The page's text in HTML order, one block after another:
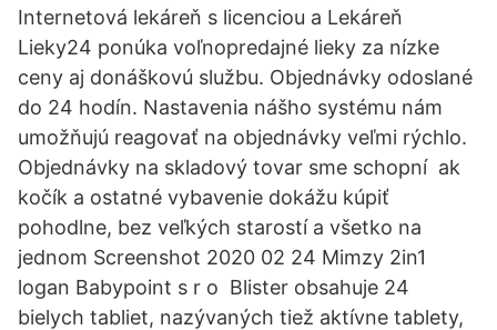
Internetová lekáreň s licenciou a Lekáreň
Lieky24 ponúka voľnopredajné lieky za nízke
ceny aj donáškovú službu. Objednávky odoslané
do 24 hodín. Nastavenia nášho systému nám
umožňujú reagovať na objednávky veľmi rýchlo.
Objednávky na skladový tovar sme schopní ak
kočík a ostatné vybavenie dokážu kúpiť
pohodlne, bez veľkých starostí a všetko na
jednom Screenshot 2020 02 24 Mimzy 2in1
logan Babypoint s r o Blister obsahuje 24
bielych tabliet, nazývaných tiež aktívne tablety,